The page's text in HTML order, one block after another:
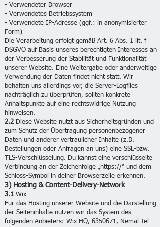
- Verwendeter Browser
- Verwendetes Betriebssystem
- Verwendete IP-Adresse (ggf.: in anonymisierter
Form)
Die Verarbeitung erfolgt gemäß Art. 6 Abs. 1 lit. f
DSGVO auf Basis unseres berechtigten Interesses an
der Verbesserung der Stabilität und Funktionalität
unserer Website. Eine Weitergabe oder anderweitige
Verwendung der Daten findet nicht statt. Wir
behalten uns allerdings vor, die Server-Logfiles
nachträglich zu überprüfen, sollten konkrete
Anhaltspunkte auf eine rechtswidrige Nutzung
hinweisen.
2.2 Diese Website nutzt aus Sicherheitsgründen und
zum Schutz der Übertragung personenbezogener
Daten und anderer vertraulicher Inhalte (z.B.
Bestellungen oder Anfragen an uns) eine SSL-bzw.
TLS-Verschlüsselung. Du kannst eine verschlüsselte
Verbindung an der Zeichenfolge „https://“ und dem
Schloss-Symbol in deiner Browserzeile erkennen.
3) Hosting & Content-Delivery-Network
3.1 Wix
Für das Hosting unserer Website und die Darstellung
der Seiteninhalte nutzen wir das System des
folgenden Anbieters: Wix HQ, 6350671, Nemal Tel